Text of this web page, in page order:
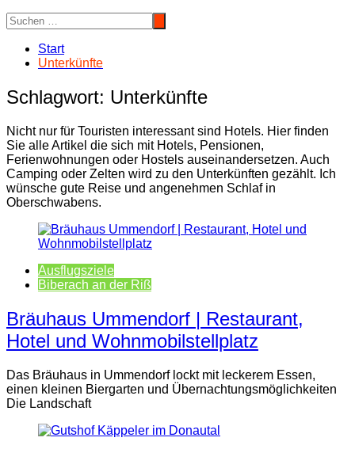
Start
Unterkünfte
Schlagwort: Unterkünfte
Nicht nur für Touristen interessant sind Hotels. Hier finden
Sie alle Artikel die sich mit Hotels, Pensionen,
Ferienwohnungen oder Hostels auseinandersetzen. Auch
Camping oder Zelten wird zu den Unterkünften gezählt. Ich
wünsche gute Reise und angenehmen Schlaf in
Oberschwabens.
Ausflugsziele
Biberach an der Riß
Bräuhaus Ummendorf | Restaurant,
Hotel und Wohnmobilstellplatz
Das Bräuhaus in Ummendorf lockt mit leckerem Essen,
einen kleinen Biergarten und Übernachtungsmöglichkeiten
Die Landschaft